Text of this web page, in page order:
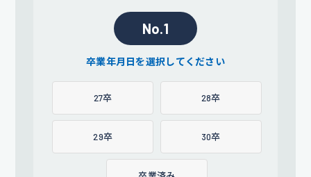
No.1
卒業年月日を選択してください
27卒 28卒
29卒 30卒